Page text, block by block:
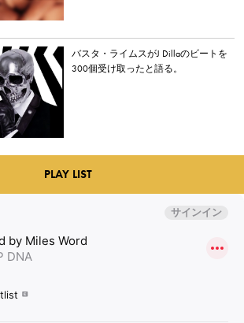
バスタ・ライムスがJ Dillaのビートを
300個受け取ったと語る。
PLAY LIST